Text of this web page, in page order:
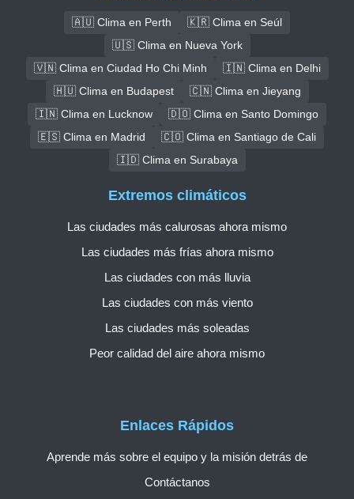
🇦🇺 Clima en Perth
🇰🇷 Clima en Seúl
🇺🇸 Clima en Nueva York
🇻🇳 Clima en Ciudad Ho Chi Minh
🇮🇳 Clima en Delhi
🇭🇺 Clima en Budapest
🇨🇳 Clima en Jieyang
🇮🇳 Clima en Lucknow
🇩🇴 Clima en Santo Domingo
🇪🇸 Clima en Madrid
🇨🇴 Clima en Santiago de Cali
🇮🇩 Clima en Surabaya
Enlaces Rápidos
Aprende más sobre el equipo y la misión detrás de
Contáctanos
Extremos climáticos
Las ciudades más calurosas ahora mismo
Las ciudades más frías ahora mismo
Las ciudades con más lluvia
Las ciudades con más viento
Las ciudades más soleadas
Peor calidad del aire ahora mismo